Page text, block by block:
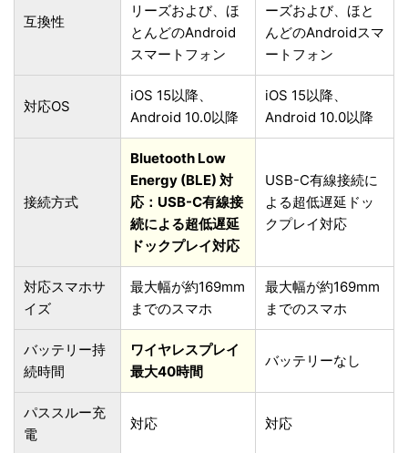
互換性
リーズおよび、ほ
とんどのAndroid
スマートフォン
ーズおよび、ほと
んどのAndroidスマ
ートフォン
対応OS
iOS 15以降、
Android 10.0以降
iOS 15以降、
Android 10.0以降
接続方式
Bluetooth Low
Energy (BLE) 対
応：USB-C有線接
続による超低遅延
ドックプレイ対応
USB-C有線接続に
よる超低遅延ドッ
クプレイ対応
対応スマホサ
イズ
最大幅が約169mm
までのスマホ
最大幅が約169mm
までのスマホ
バッテリー持
続時間
ワイヤレスプレイ
最大40時間
バッテリーなし
パススルー充
電
対応 対応